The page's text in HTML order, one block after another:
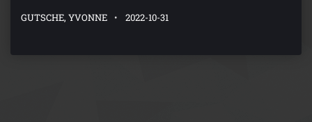
GUTSCHE, YVONNE 2022-10-31